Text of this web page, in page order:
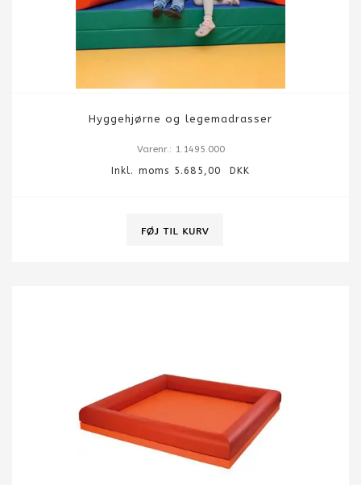
Hyggehjørne og legemadrasser
Varenr.: 1.1495.000
Inkl. moms 5.685,00 DKK